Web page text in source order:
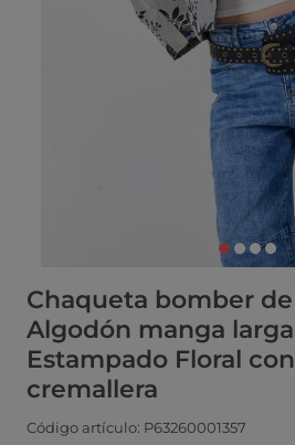
Chaqueta bomber de
Algodón manga larga
Estampado Floral con
cremallera
Código artículo: P63260001357